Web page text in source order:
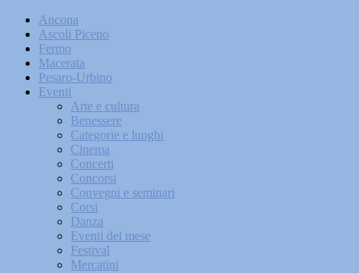
Ancona
Ascoli Piceno
Fermo
Macerata
Pesaro-Urbino
Eventi
Arte e cultura
Benessere
Categorie e luoghi
Cinema
Concerti
Concorsi
Convegni e seminari
Corsi
Danza
Eventi del mese
Festival
Mercatini